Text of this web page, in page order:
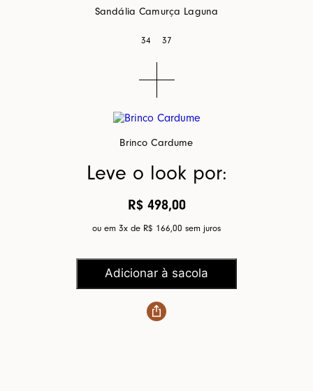
Sandália Camurça Laguna
34 37
Brinco Cardume
Leve o look por:
R$ 498,00
ou em 3x de R$ 166,00 sem juros
Adicionar à sacola